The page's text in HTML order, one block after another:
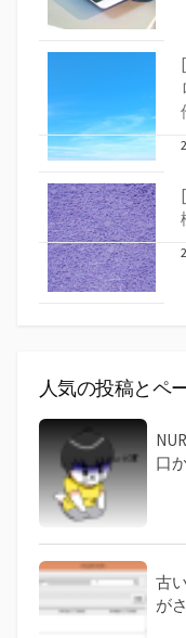
人気の投稿とペ
口
古
が